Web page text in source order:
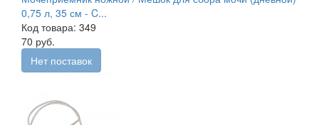
0,75 л, 35 см - C...
Код товара: 349
70 руб.
Нет поставок